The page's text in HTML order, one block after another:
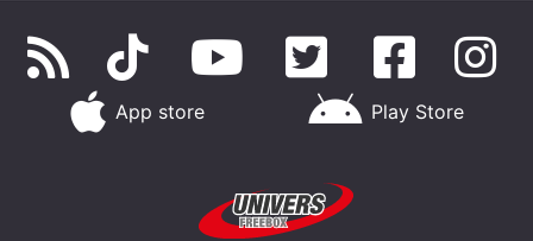
App store Play Store